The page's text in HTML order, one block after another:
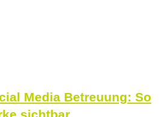
Media Betreuung: So